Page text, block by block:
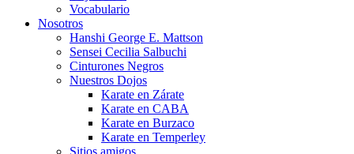
Vocabulario
Nosotros
Hanshi George E. Mattson
Sensei Cecilia Salbuchi
Cinturones Negros
Nuestros Dojos
Karate en Zárate
Karate en CABA
Karate en Burzaco
Karate en Temperley
Sitios amigos